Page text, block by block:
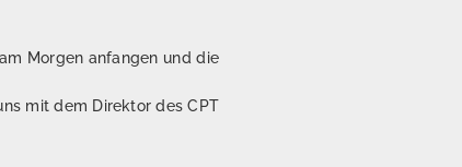
Morgen anfangen und die
mit dem Direktor des CPT